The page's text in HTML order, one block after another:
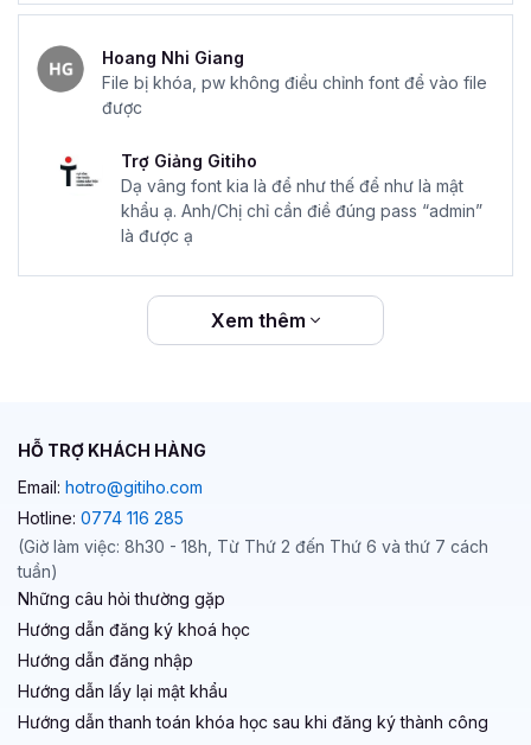
Hoang Nhi Giang
File bị khóa, pw không điều chỉnh font để vào file
được
Trợ Giảng Gitiho
Dạ vâng font kia là để như thế để như là mật
khẩu ạ. Anh/Chị chỉ cần điề đúng pass “admin”
là được ạ
Xem thêm
HỖ TRỢ KHÁCH HÀNG
Email: hotro@gitiho.com
Hotline: 0774 116 285
(Giờ làm việc: 8h30 - 18h, Từ Thứ 2 đến Thứ 6 và thứ 7 cách
tuần)
Những câu hỏi thường gặp
Hướng dẫn đăng ký khoá học
Hướng dẫn đăng nhập
Hướng dẫn lấy lại mật khẩu
Hướng dẫn thanh toán khóa học sau khi đăng ký thành công